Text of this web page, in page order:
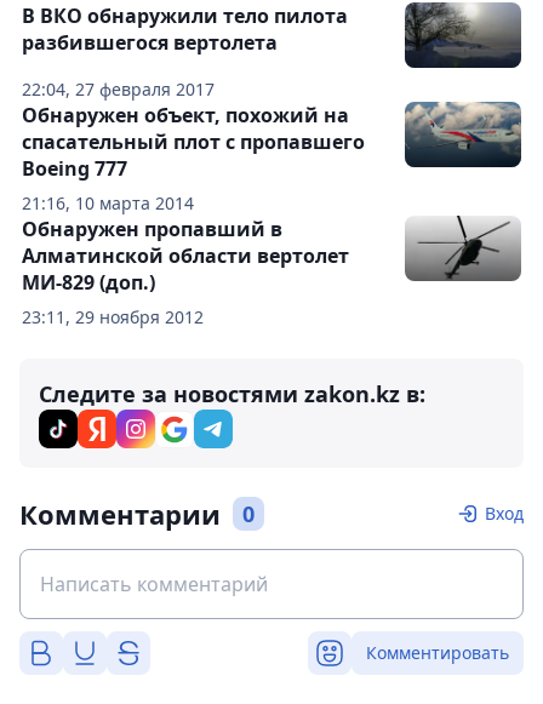
22:04, 27 февраля 2017
В ВКО обнаружили тело пилота
разбившегося вертолета
21:16, 10 марта 2014
Обнаружен объект, похожий на
спасательный плот с пропавшего
Boeing 777
23:11, 29 ноября 2012
Обнаружен пропавший в
Алматинской области вертолет
МИ-829 (доп.)
Следите за новостями zakon.kz в:
Комментарии 0 Вход
Комментировать